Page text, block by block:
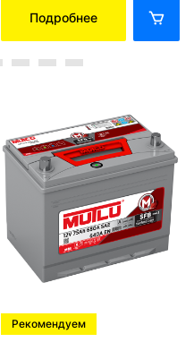
Подробнее
Рекомендуем